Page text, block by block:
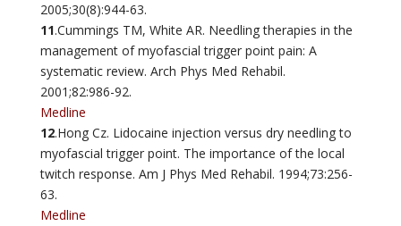
2005;30(8):944-63.
11.Cummings TM, White AR. Needling therapies in the
management of myofascial trigger point pain: A
systematic review. Arch Phys Med Rehabil.
2001;82:986-92.
Medline
12.Hong Cz. Lidocaine injection versus dry needling to
myofascial trigger point. The importance of the local
twitch response. Am J Phys Med Rehabil. 1994;73:256-
63.
Medline